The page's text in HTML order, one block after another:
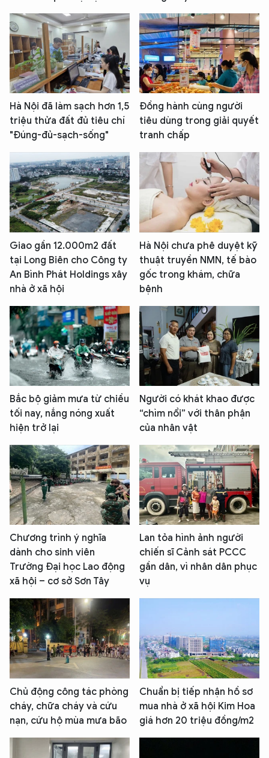
Hà Nội đã làm sạch hơn 1,5
triệu thửa đất đủ tiêu chí
"Đúng-đủ-sạch-sống"
Đồng hành cùng người
tiêu dùng trong giải quyết
tranh chấp
Giao gần 12.000m2 đất
tại Long Biên cho Công ty
An Bình Phát Holdings xây
nhà ở xã hội
Hà Nội chưa phê duyệt kỹ
thuật truyền NMN, tế bào
gốc trong khám, chữa
bệnh
Bắc bộ giảm mưa từ chiều
tối nay, nắng nóng xuất
hiện trở lại
Người có khát khao được
“chìm nổi” với thân phận
của nhân vật
Chương trình ý nghĩa
dành cho sinh viên
Trường Đại học Lao động
xã hội – cơ sở Sơn Tây
Lan tỏa hình ảnh người
chiến sĩ Cảnh sát PCCC
gần dân, vì nhân dân phục
vụ
Chủ động công tác phòng
cháy, chữa cháy và cứu
nạn, cứu hộ mùa mưa bão
Chuẩn bị tiếp nhận hồ sơ
mua nhà ở xã hội Kim Hoa
giá hơn 20 triệu đồng/m2